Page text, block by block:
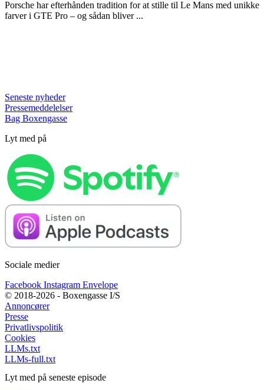
Porsche har efterhånden tradition for at stille til Le Mans med unikke
farver i GTE Pro – og sådan bliver ...
Seneste nyheder
Pressemeddelelser
Bag Boxengasse
Lyt med på
Sociale medier
Facebook Instagram Envelope
© 2018-2026 - Boxengasse I/S
Annoncører
Presse
Privatlivspolitik
Cookies
LLMs.txt
LLMs-full.txt
Lyt med på seneste episode